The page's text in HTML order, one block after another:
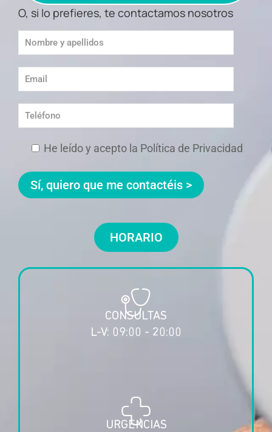
O, si lo prefieres, te contactamos nosotros
He leído y acepto la Política de Privacidad
HORARIO
CONSULTAS
L-V: 09:00 - 20:00
URGENCIAS